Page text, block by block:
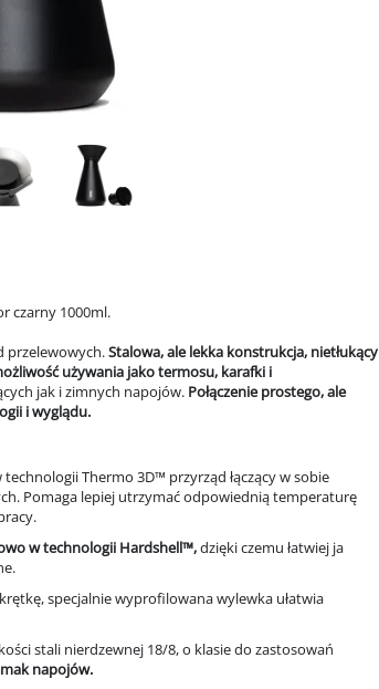
czarny 1000ml.
przelewowych.Stalowa, ale lekka konstrukcja, nietłukący
używania jako termosu, karafki i
jak i zimnych napojów. Połączenie prostego, ale
i wyglądu.
Thermo 3D™ przyrząd łączący w sobie
Pomaga lepiej utrzymać odpowiednią temperaturę
w technologii Hardshell™,dzięki czemu łatwiej ja
specjalnie wyprofilowana wylewka ułatwia
stali nierdzewnej 18/8, o klasie do zastosowań
napojów.